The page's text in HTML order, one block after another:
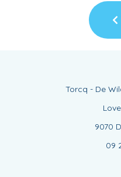
Torcq - De
9070
09